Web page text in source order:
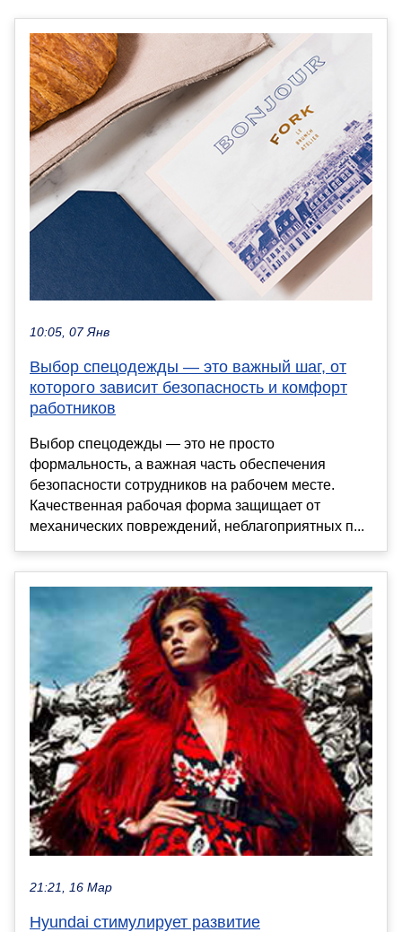
10:05, 07 Янв
Выбор спецодежды — это важный шаг, от
которого зависит безопасность и комфорт
работников
Выбор спецодежды — это не просто
формальность, а важная часть обеспечения
безопасности сотрудников на рабочем месте.
Качественная рабочая форма защищает от
механических повреждений, неблагоприятных п...
21:21, 16 Мар
Hyundai стимулирует развитие